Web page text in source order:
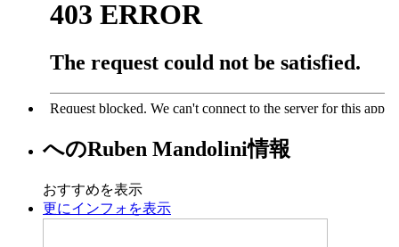
へのRuben Mandolini情報
おすすめを表示
更にインフォを表示